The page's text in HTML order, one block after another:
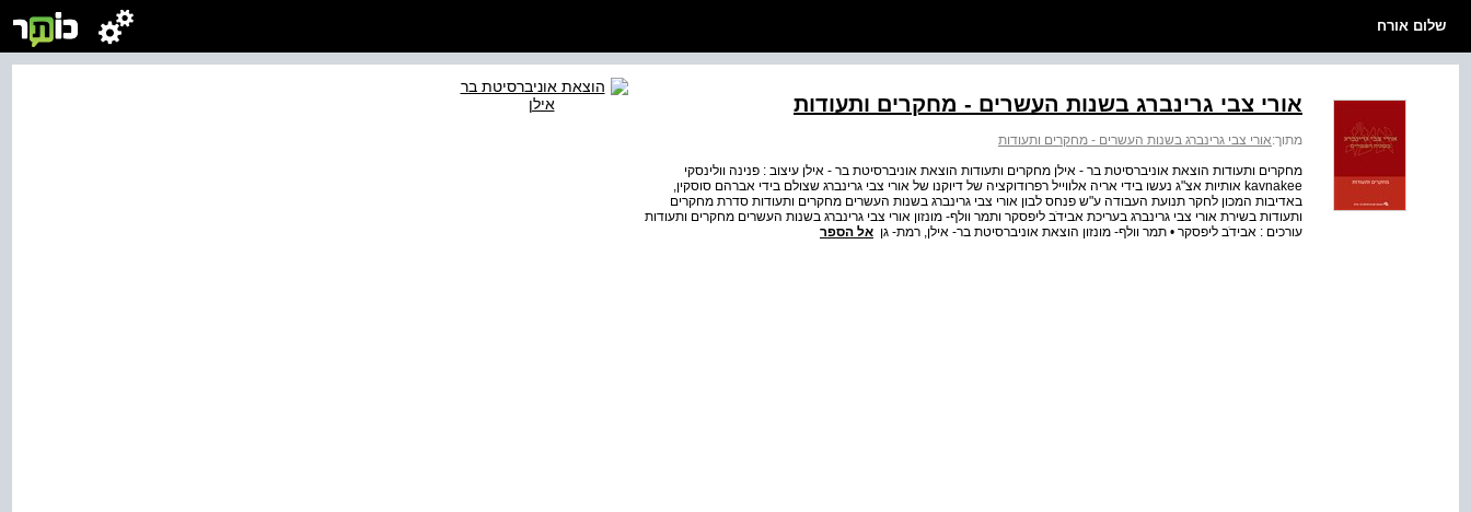
שלום אורח
אורי צבי גרינברג בשנות העשרים - מחקרים ותעודות
מתוך:אורי צבי גרינברג בשנות העשרים - מחקרים ותעודות
מחקרים ותעודות הוצאת אוניברסיטת בר - אילן מחקרים ותעודות הוצאת אוניברסיטת בר - אילן עיצוב : פנינה וולינסקי
kavnakee אותיות אצ"ג נעשו בידי אריה אלווייל רפרודוקציה של דיוקנו של אורי צבי גרינברג שצולם בידי אברהם סוסקין,
באדיבות המכון לחקר תנועת העבודה ע"ש פנחס לבון אורי צבי גרינברג בשנות העשרים מחקרים ותעודות סדרת מחקרים
ותעודות בשירת אורי צבי גרינברג בעריכת אבידֹב ליפסקר ותמר וולף- מונזון אורי צבי גרינברג בשנות העשרים מחקרים ותעודות
עורכים : אבידֹב ליפסקר • תמר וולף- מונזון הוצאת אוניברסיטת בר- אילן, רמת- גן אל הספר